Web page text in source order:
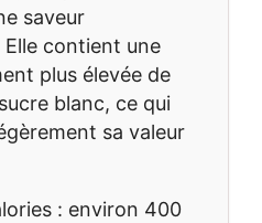
saveur
contient une
plus élevée de
blanc, ce qui
sa valeur
: environ 400